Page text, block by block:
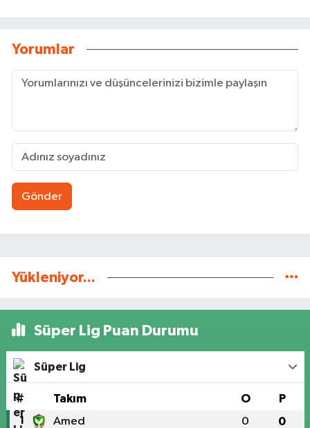
Yorumlar
Gönder
Yükleniyor...
Süper Lig Puan Durumu
Süper Lig
# Takım O P
1 Amed 0 0